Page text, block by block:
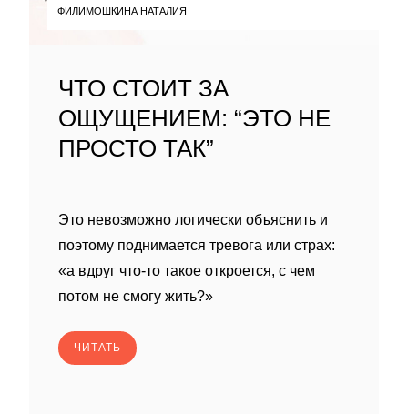
ФИЛИМОШКИНА НАТАЛИЯ
ЧТО СТОИТ ЗА
ОЩУЩЕНИЕМ: “ЭТО НЕ
ПРОСТО ТАК”
Это невозможно логически объяснить и
поэтому поднимается тревога или страх:
«а вдруг что-то такое откроется, с чем
потом не смогу жить?»
ЧИТАТЬ